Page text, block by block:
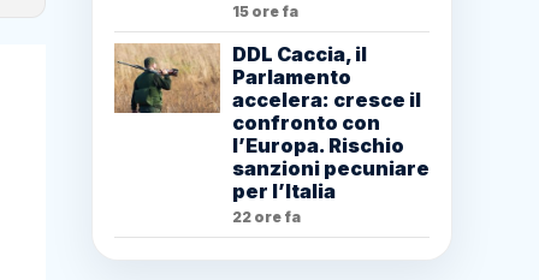
15 ore fa
DDL Caccia, il
Parlamento
accelera: cresce il
confronto con
l’Europa. Rischio
sanzioni pecuniare
per l’Italia
22 ore fa